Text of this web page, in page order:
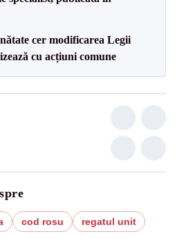
cer modificarea Legii
cu acțiuni comune
cod rosu
regatul unit